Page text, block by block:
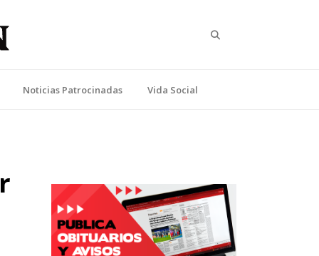
Noticias Patrocinadas Vida Social